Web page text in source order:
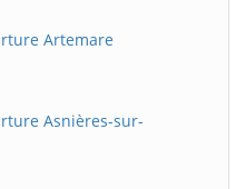
Artemare
Asnières-sur-